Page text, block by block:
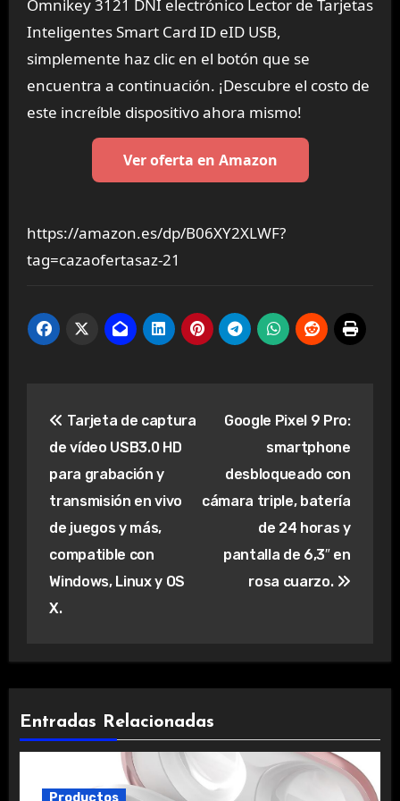
Omnikey 3121 DNI electrónico Lector de Tarjetas
Inteligentes Smart Card ID eID USB,
simplemente haz clic en el botón que se
encuentra a continuación. ¡Descubre el costo de
este increíble dispositivo ahora mismo!
Ver oferta en Amazon
https://amazon.es/dp/B06XY2XLWF?
tag=cazaofertasaz-21
de
entradas
Tarjeta de captura
de vídeo USB3.0 HD
para grabación y
transmisión en vivo
de juegos y más,
compatible con
Windows, Linux y OS
X.
Google Pixel 9 Pro:
smartphone
desbloqueado con
cámara triple, batería
de 24 horas y
pantalla de 6,3″ en
rosa cuarzo.
Entradas Relacionadas
Productos